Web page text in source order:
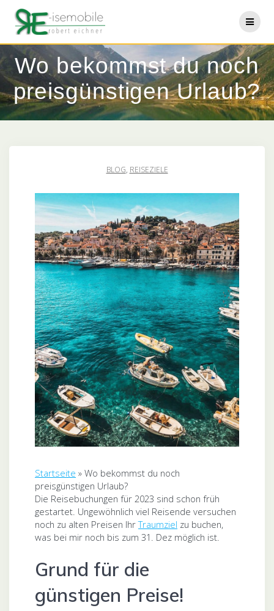
Wo bekommst du noch
preisgünstigen Urlaub?
BLOG, REISEZIELE
Startseite » Wo bekommst du noch
preisgünstigen Urlaub?
Die Reisebuchungen für 2023 sind schon früh
gestartet. Ungewöhnlich viel Reisende versuchen
noch zu alten Preisen IhrTraumziel zu buchen,
was bei mir noch bis zum 31. Dez möglich ist.
Grund für die
günstigen Preise!